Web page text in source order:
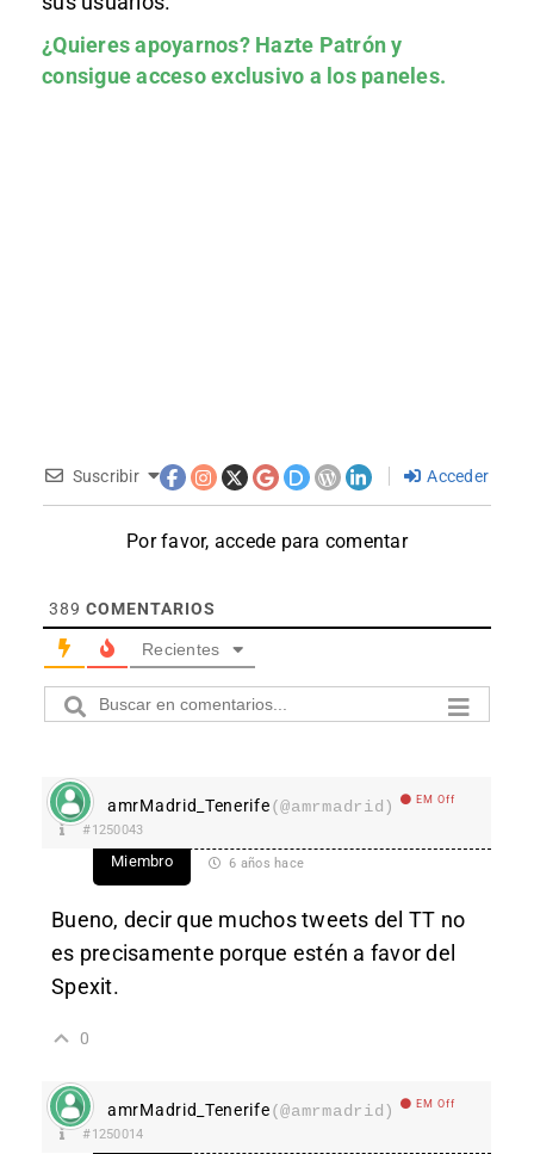
¿Quieres apoyarnos? Hazte Patróny
consigue acceso exclusivo a los paneles.
Suscribir Acceder
Por favor, accede para comentar
389 COMENTARIOS
Recientes
amrMadrid_Tenerife(@amrmadrid) EM Off
#1250043
Miembro 6 años hace
Bueno, decir que muchos tweets del TT no
es precisamente porque estén a favor del
Spexit.
0
amrMadrid_Tenerife(@amrmadrid) EM Off
#1250014